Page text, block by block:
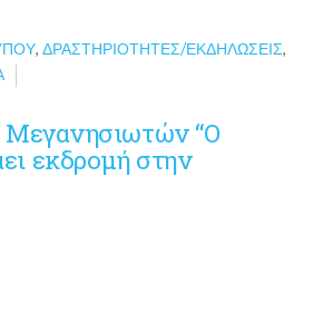
,ΔΡΑΣΤΗΡΙΌΤΗΤΕΣ/ΕΚΔΗΛΏΣΕΙΣ,
“Ο
εκδρομή στην